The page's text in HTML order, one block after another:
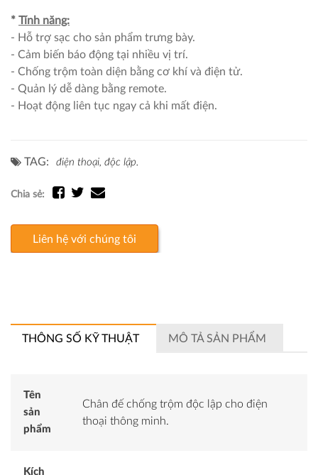
* Tính năng:
- Hỗ trợ sạc cho sản phẩm trưng bày.
- Cảm biến báo động tại nhiều vị trí.
- Chống trộm toàn diện bằng cơ khí và điện tử.
- Quản lý dễ dàng bằng remote.
- Hoạt động liên tục ngay cả khi mất điện.
TAG: điện thoại, độc lập.
Chia sẻ:
Liên hệ với chúng tôi
THÔNG SỐ KỸ THUẬT MÔ TẢ SẢN PHẨM
Tên
sản
phẩm
Chân đế chống trộm độc lập cho điện
thoại thông minh.
Kích